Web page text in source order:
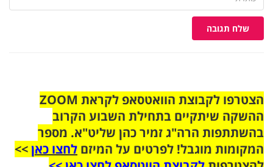
שלח תגובה
הצטרפו לקבוצת הוואטסאפ לקראת ZOOM
ההשקה שיתקיים בתחילת השבוע הקרוב
בהשתתפות הרה"ג זמיר כהן שליט"א. מספר
המקומות מוגבל! לפרטים על המיזם לחצו כאן>>